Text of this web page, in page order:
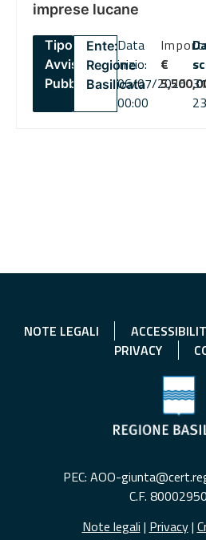
imprese lucane
Tipo:
Avviso
Pubblico
Ente:
Regione
Basilicata
Data
inizio:
06/07/2026
00:00
€
NOTE LEGALI
PRIVACY
PEC: AOO-
C.F.
Note legali | Privacy|